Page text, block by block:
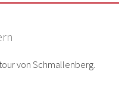
von Schmallenberg.